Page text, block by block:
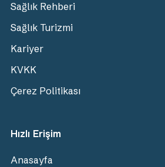
Sağlık Rehberi
Sağlık Turizmi
Kariyer
KVKK
Çerez Politikası
Hızlı Erişim
Anasayfa